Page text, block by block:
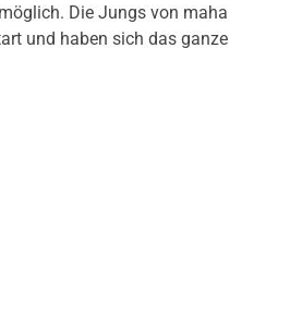
Die Jungs von maha
und haben sich das ganze